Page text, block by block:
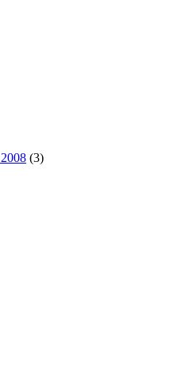
(3)